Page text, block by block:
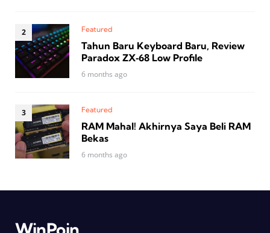
Featured
Tahun Baru Keyboard Baru, Review
Paradox ZX‑68 Low Profile
6 months ago
Featured
RAM Mahal! Akhirnya Saya Beli RAM
Bekas
6 months ago